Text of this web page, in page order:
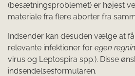
(besætningsproblemet) er højest
materiale fra flere aborter fra
Indsender kan desuden vælge at
relevante infektioner for egen
virus og Leptospira spp.). Disse
indsendelsesformularen.